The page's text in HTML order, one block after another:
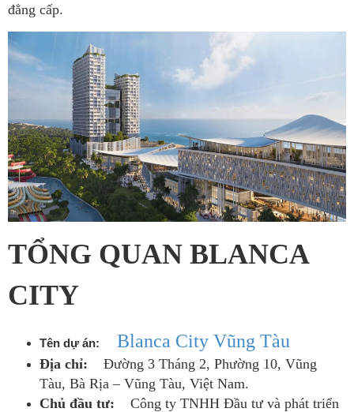
đẳng cấp.
TỔNG QUAN BLANCA
CITY
Tên dự án: Blanca City Vũng Tàu
Địa chỉ:
Đường 3 Tháng 2, Phường 10, Vũng
Tàu, Bà Rịa – Vũng Tàu, Việt Nam.
Chủ đầu tư:
Công ty TNHH Đầu tư và phát triển